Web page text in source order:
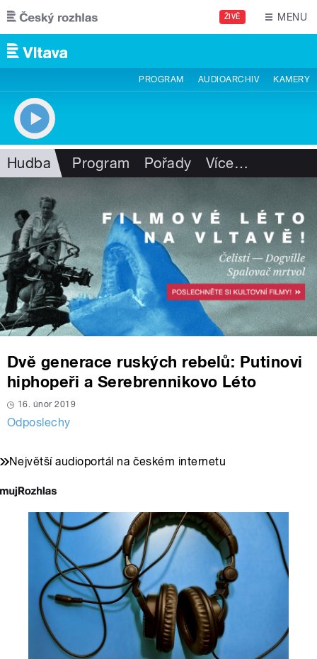
Přejít k hlavnímu obsahu
ŽIVĚ MENU
PROGRAM AUDIOARCHIV KAMERY
Hudba Program Pořady Více…
Dvě generace ruských rebelů: Putinovi
hiphopeři a Serebrennikovo Léto
16. únor 2019
Odposlechy
Největší audioportál na českém internetu